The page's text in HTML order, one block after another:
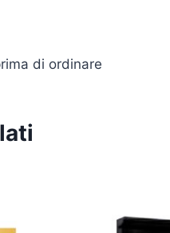
di ordinare